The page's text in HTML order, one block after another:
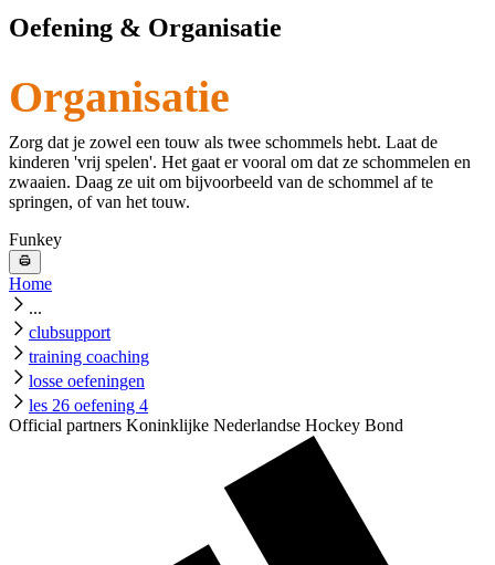
Oefening & Organisatie
Organisatie
Zorg dat je zowel een touw als twee schommels hebt. Laat de
kinderen 'vrij spelen'. Het gaat er vooral om dat ze schommelen en
zwaaien. Daag ze uit om bijvoorbeeld van de schommel af te
springen, of van het touw.
Funkey
Home
...
clubsupport
training coaching
losse oefeningen
les 26 oefening 4
Official partners Koninklijke Nederlandse Hockey Bond